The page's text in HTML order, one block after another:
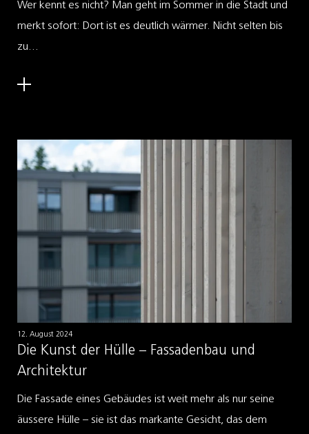
Wer kennt es nicht? Man geht im Sommer in die Stadt und
merkt sofort: Dort ist es deutlich wärmer. Nicht selten bis
zu...
12. August 2024
Die Kunst der Hülle – Fassadenbau und
Architektur
Die Fassade eines Gebäudes ist weit mehr als nur seine
äussere Hülle – sie ist das markante Gesicht, das dem